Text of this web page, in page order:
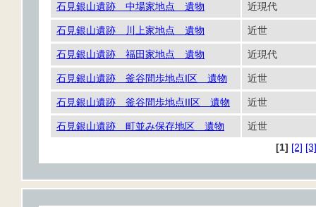
石見銀山遺跡 中場家地点 遺物 近現代
石見銀山遺跡 川上家地点 遺物 近世
石見銀山遺跡 福田家地点 遺物 近現代
石見銀山遺跡 釜谷間歩地点I区 遺物 近世
石見銀山遺跡 釜谷間歩地点II区 遺物 近世
石見銀山遺跡 町並み保存地区 遺物
近世
[1] [2] [3]